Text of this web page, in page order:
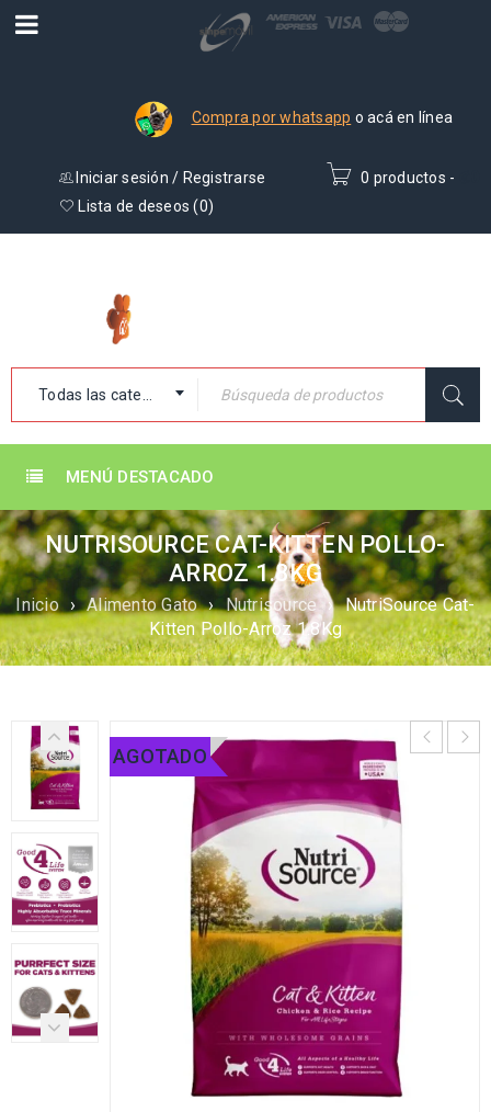
Compra por whatsapp o acá en línea
0 productos -
Iniciar sesión / Registrarse
Lista de deseos (0)
Todas las categorías
MENÚ DESTACADO
NUTRISOURCE CAT-KITTEN POLLO-
ARROZ 1.8KG
Inicio › Alimento Gato › Nutrisource › NutriSource Cat-
Kitten Pollo-Arroz 1.8Kg
AGOTADO